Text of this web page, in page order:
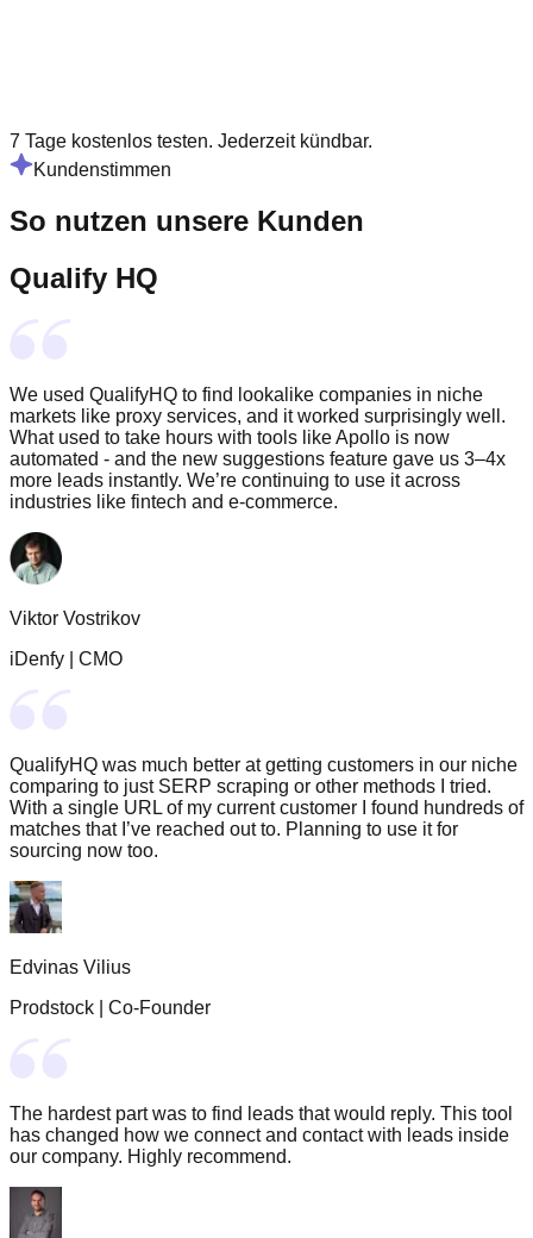
7 Tage kostenlos testen. Jederzeit kündbar.
Kundenstimmen
So nutzen unsere Kunden
Qualify HQ
We used QualifyHQ to find lookalike companies in niche
markets like proxy services, and it worked surprisingly well.
What used to take hours with tools like Apollo is now
automated - and the new suggestions feature gave us 3–4x
more leads instantly. We’re continuing to use it across
industries like fintech and e-commerce.
Viktor Vostrikov
iDenfy
CMO
QualifyHQ was much better at getting customers in our niche
comparing to just SERP scraping or other methods I tried.
With a single URL of my current customer I found hundreds of
matches that I’ve reached out to. Planning to use it for
sourcing now too.
Edvinas Vilius
Prodstock
Co-Founder
The hardest part was to find leads that would reply. This tool
has changed how we connect and contact with leads inside
our company. Highly recommend.